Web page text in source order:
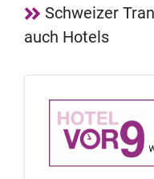
Schweizer
auch Hotels